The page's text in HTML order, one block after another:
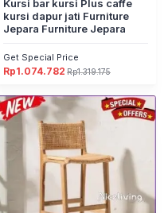
Kursi bar kursi Plus caffe
kursi dapur jati Furniture
Jepara Furniture Jepara
Get Special Price
Rp1.319.175
Harga
adalah:
Rp1.319.175.
Rp1.074.782
Harga
ini
adalah:
Rp1.074.782.